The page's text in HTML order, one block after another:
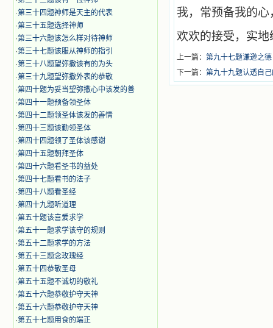
·第三十四题神师是天主的代表
·第三十五题选择神师
·第三十六题该怎么样对待神师
·第三十七题该服从神师的指引
·第三十八题望弥撒该有的为头
·第三十九题望弥撒外表的恭敬
·第四十题为妥当望弥撒心中该发的善
·第四十一题预备领圣体
·第四十二题领圣体该发的善情
·第四十三题该勤领圣体
·第四十四题领了圣体该感谢
·第四十五题朝拜圣体
·第四十六题看圣书的益处
·第四十七题看书的法子
·第四十八题看圣经
·第四十九题听道理
·第五十题该喜爱求学
·第五十一题求学该守的规则
·第五十二题求学的方法
·第五十三题念玫瑰经
·第五十四恭敬圣母
·第五十五题不诚切的敬礼
·第五十六题恭敬护守天神
·第五十六题恭敬护守天神
·第五十七题用食的端正
我，常预备我的
欢欢的接受，实
上一篇： 第九十七题谦逊之德
下一篇： 第九十九题认透自